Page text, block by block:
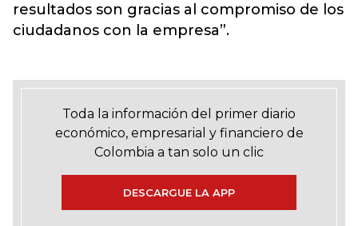
resultados son gracias al compromiso de los
ciudadanos con la empresa”.
Toda la información del primer diario
económico, empresarial y financiero de
Colombia a tan solo un clic
DESCARGUE LA APP